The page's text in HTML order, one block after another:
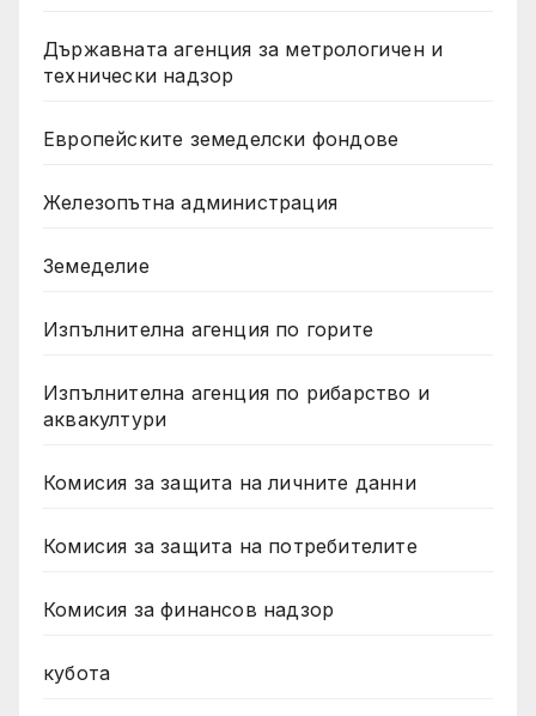
Държавната агенция за метрологичен и
технически надзор
Европейските земеделски фондове
Железопътна администрация
Земеделие
Изпълнителна агенция по горите
Изпълнителна агенция по рибарство и
аквакултури
Комисия за защита на личните данни
Комисия за защита на потребителите
Комисия за финансов надзор
кубота